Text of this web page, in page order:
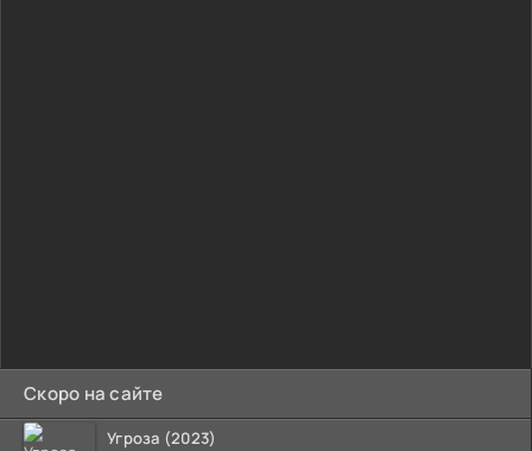
Скоро на сайте
Угроза (2023)